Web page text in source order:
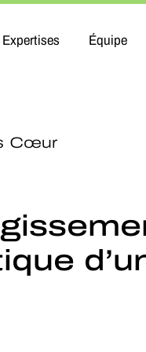
Expertises Équipe
Cœur